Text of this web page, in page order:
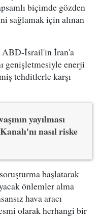
biçimde gözden
sağlamak için alınan
ABD-İsrail'in İran'a
genişletmesiyle enerji
tehditlerle karşı
yayılması
nasıl riske
başlatarak
önlemler alma
hava aracı
olarak herhangi bir